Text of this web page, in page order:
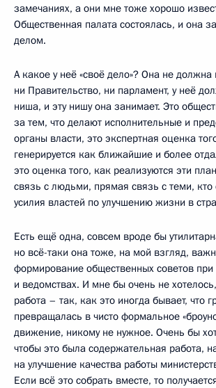
замечаниях, а они мне тоже хорошо
Общественная палата состоялась, и она
делом.
А какое у неё «своё дело»? Она не должна
ни Правительство, ни парламент, у неё
ниша, и эту нишу она занимает. Это
за тем, что делают исполнительные и
органы власти, это экспертная оценка
генерируется как ближайшие и более
это оценка того, как реализуются эти
связь с людьми, прямая связь с теми,
усилия властей по улучшению жизни в
Есть ещё одна, совсем вроде бы
но всё-таки она тоже, на мой взгляд,
формирование общественных советов при
и ведомствах. И мне бы очень не
работа – так, как это иногда бывает, что
превращалась в чисто формальное
движение, никому не нужное. Очень бы
чтобы это была содержательная работа,
на улучшение качества работы
Если всё это собрать вместе, то